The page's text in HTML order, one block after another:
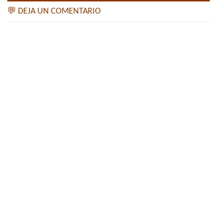
💬 DEJA UN COMENTARIO